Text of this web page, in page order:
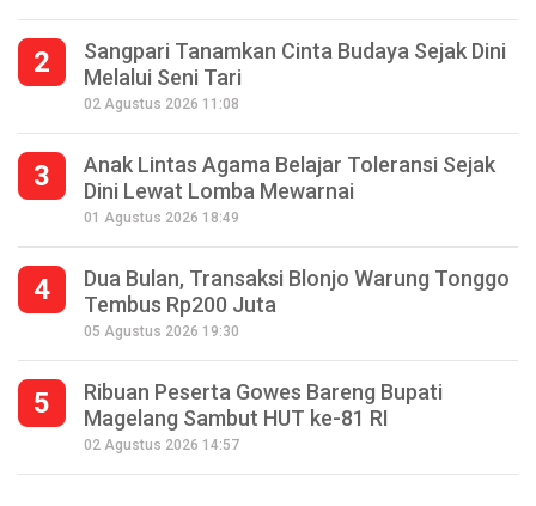
2
Sangpari Tanamkan Cinta Budaya Sejak Dini
Melalui Seni Tari
02 Agustus 2026 11:08
3
Anak Lintas Agama Belajar Toleransi Sejak
Dini Lewat Lomba Mewarnai
01 Agustus 2026 18:49
4
Dua Bulan, Transaksi Blonjo Warung Tonggo
Tembus Rp200 Juta
05 Agustus 2026 19:30
5
Ribuan Peserta Gowes Bareng Bupati
Magelang Sambut HUT ke-81 RI
02 Agustus 2026 14:57
Seperempat Abad Perhelatan Festival
Lima Gunung XXV Kobarkan Semangat